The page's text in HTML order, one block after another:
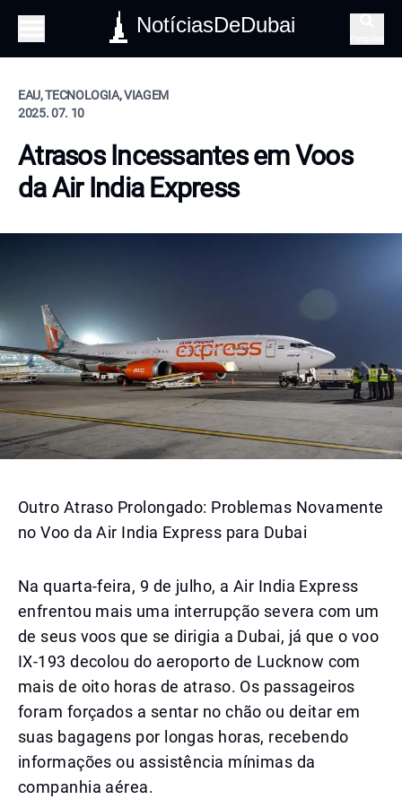
NotíciasDeDubai
EAU, TECNOLOGIA, VIAGEM
2025. 07. 10
Atrasos Incessantes em Voos
da Air India Express
Outro Atraso Prolongado: Problemas Novamente
no Voo da Air India Express para Dubai
Na quarta-feira, 9 de julho, a Air India Express
enfrentou mais uma interrupção severa com um
de seus voos que se dirigia a Dubai, já que o voo
IX-193 decolou do aeroporto de Lucknow com
mais de oito horas de atraso. Os passageiros
foram forçados a sentar no chão ou deitar em
suas bagagens por longas horas, recebendo
informações ou assistência mínimas da
companhia aérea.